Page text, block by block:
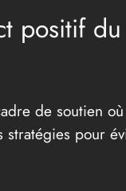
positif
de soutien
pour